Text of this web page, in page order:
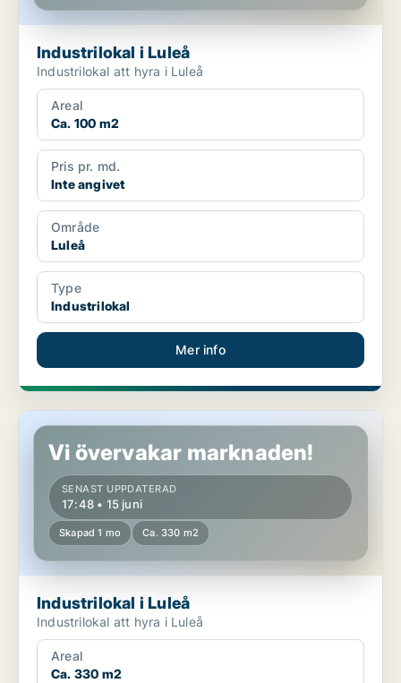
Industrilokal i Luleå
Industrilokal att hyra i Luleå
Areal
Ca. 100 m2
Pris pr. md.
Inte angivet
Område
Luleå
Type
Industrilokal
Mer info
Industrilokal i Luleå
Vi övervakar marknaden!
SENAST UPPDATERAD
17:48 • 15 juni
Skapad 1 mo Ca. 330 m2
Industrilokal i Luleå
Industrilokal att hyra i Luleå
Areal
Ca. 330 m2